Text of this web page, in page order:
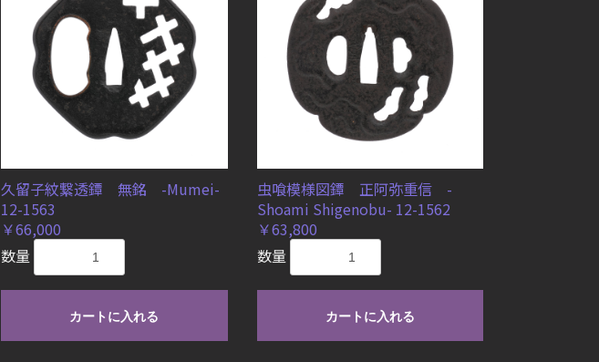
久留子紋繋透鐔 無銘 -Mumei-
12-1563
￥66,000
数量
カートに入れる
虫喰模様図鐔 正阿弥重信 -
Shoami Shigenobu- 12-1562
￥63,800
数量
カートに入れる